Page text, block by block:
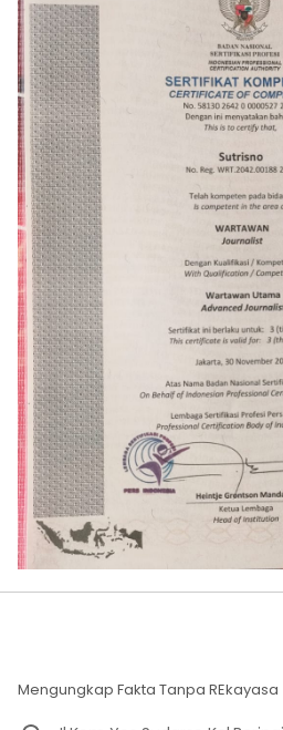
Mengungkap Fakta Tanpa REkayasa